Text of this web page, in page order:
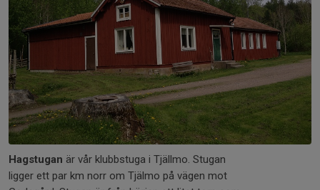
Hagstugan är vår klubbstuga i Tjällmo. Stugan
ligger ett par km norr om Tjälmo på vägen mot